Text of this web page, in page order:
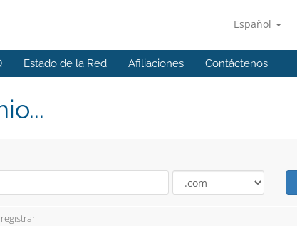
Español
Estado de la Red Afiliaciones Contáctenos